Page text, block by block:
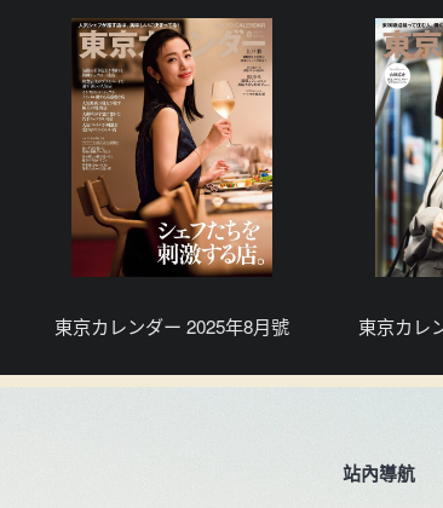
東京カレンダー 2025年8月號 東京カレ
站內導航